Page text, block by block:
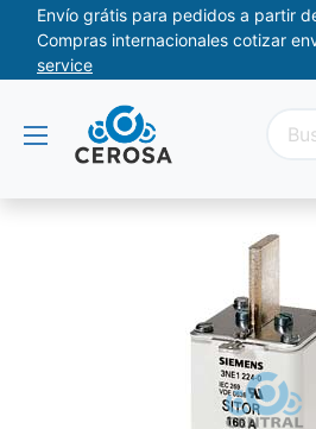
Envío grátis para pedidos a partir
Compras internacionales cotizar
service